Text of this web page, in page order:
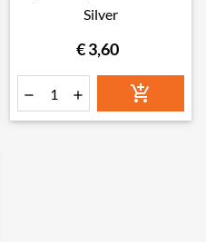
Silver
€ 3,60
  